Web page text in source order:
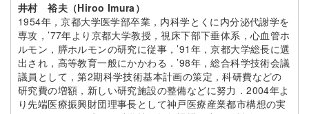
井村 裕夫（Hiroo Imura）
1954年，京都大学医学部卒業，内科学とくに内分泌代謝学を
専攻，’77年より京都大学教授，視床下部下垂体系，心血管ホ
ルモン，膵ホルモンの研究に従事，’91年，京都大学総長に選
出され，高等教育一般にかかわる．’98年，総合科学技術会議
議員として，第2期科学技術基本計画の策定，科研費などの
研究費の増額，新しい研究施設の整備などに努力．2004年よ
り先端医療振興財団理事長として神戸医療産業都市構想の実